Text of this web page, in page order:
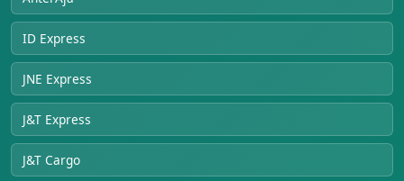
ID Express
JNE Express
J&T Express
J&T Cargo